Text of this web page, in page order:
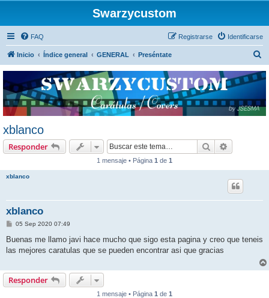
Swarzycustom
FAQ Identificarse
Registrarse
Inicio Índice general GENERAL Preséntate
c
xblanco
Responder Buscar
1 mensaje • Página 1 de 1
xblanco
xblanco
M
n
a
05 Sep 2020 07:49
Buenas me llamo javi hace mucho que sigo esta pagina y creo que teneis
las mejores caratulas que se pueden encontrar asi que gracias
Responder
1 mensaje • Página 1 de 1